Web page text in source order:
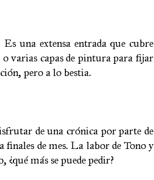
una extensa entrada que cubre
varias capas de pintura para fijar
pero a lo bestia.
de una crónica por parte de
de mes. La labor de Tono y
más se puede pedir?